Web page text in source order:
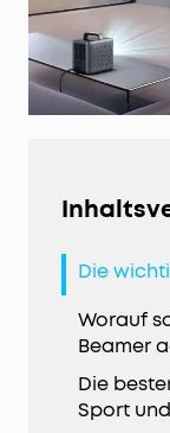
Die
Worauf
Beamer
Die
Sport